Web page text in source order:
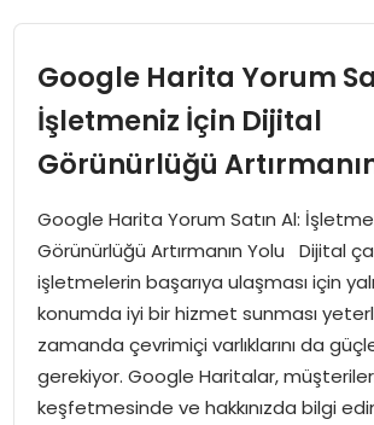
TEKNOLOJI
EĞITIM
SPOR
GÜNDEM
MAGAZIN
Google Harita Yorum
İşletmeniz İçin Dijital
Görünürlüğü
Google Harita Yorum Satın Al:
Görünürlüğü Artırmanın Yolu Dijital
işletmelerin başarıya ulaşması için
konumda iyi bir hizmet sunması
zamanda çevrimiçi varlıklarını da
gerekiyor. Google Haritalar,
keşfetmesinde ve hakkınızda bilgi